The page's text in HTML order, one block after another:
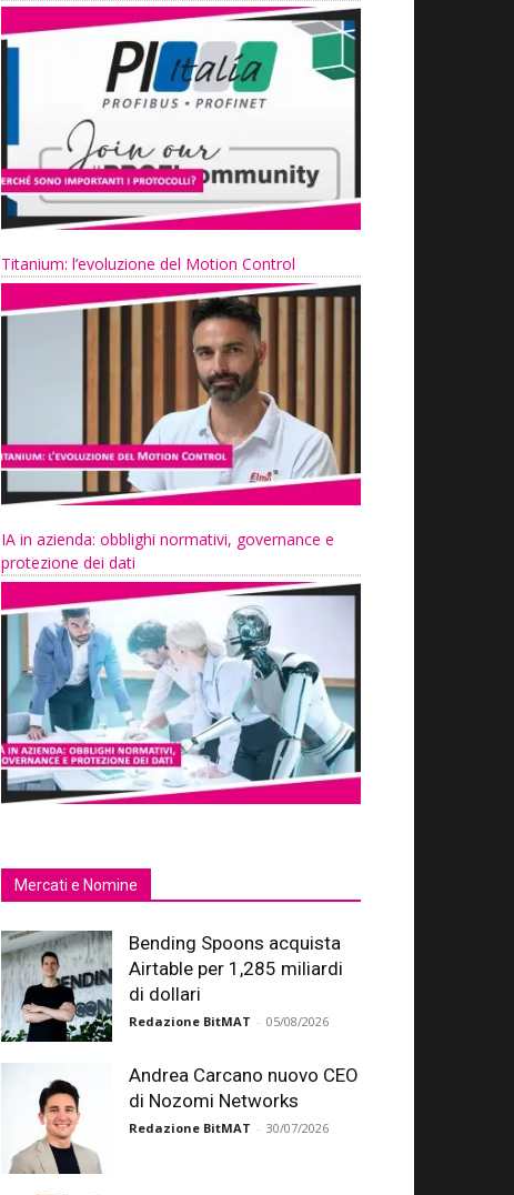
Titanium: l’evoluzione del Motion Control
IA in azienda: obblighi normativi, governance e
protezione dei dati
Mercati e Nomine
Bending Spoons acquista
Airtable per 1,285 miliardi
di dollari
Redazione BitMAT - 05/08/2026
Andrea Carcano nuovo CEO
di Nozomi Networks
Redazione BitMAT - 30/07/2026